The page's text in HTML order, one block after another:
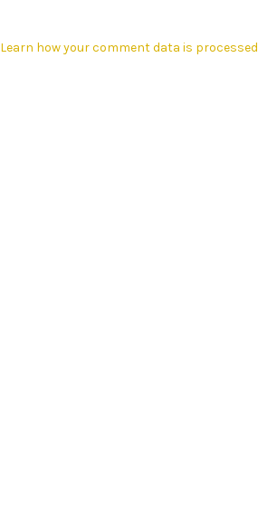
Learn how your comment data is processed